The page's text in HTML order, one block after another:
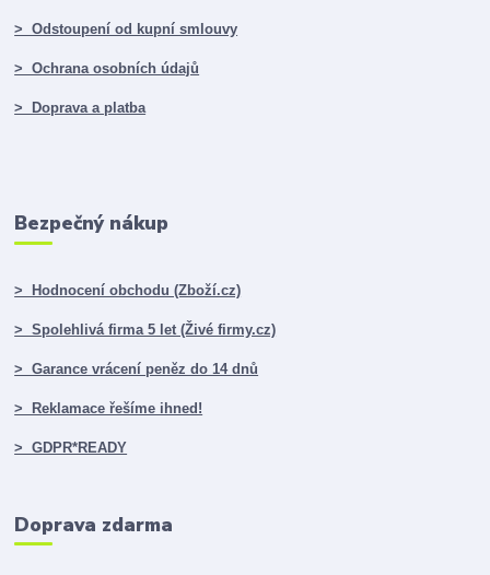
> Odstoupení od kupní smlouvy
> Ochrana osobních údajů
> Doprava a platba
Bezpečný nákup
> Hodnocení obchodu (Zboží.cz)
> Spolehlivá firma 5 let (Živé firmy.cz)
> Garance vrácení peněz do 14 dnů
> Reklamace řešíme ihned!
> GDPR*READY
Doprava zdarma